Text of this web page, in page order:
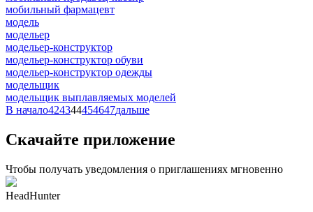
мобильный фармацевт
модель
модельер
модельер-конструктор
модельер-конструктор обуви
модельер-конструктор одежды
модельщик
модельщик выплавляемых моделей
В начало424344454647дальше
Скачайте приложение
Чтобы получать уведомления о приглашениях мгновенно
HeadHunter